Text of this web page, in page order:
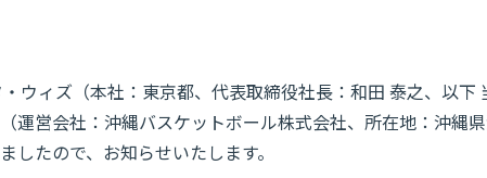
ウィズ（本社：東京都、代表取締役社長：和田 泰之、以
運営会社：沖縄バスケットボール株式会社、所在地：沖縄
したので、お知らせいたします。